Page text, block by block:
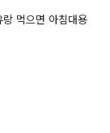
먹으면 아침대용